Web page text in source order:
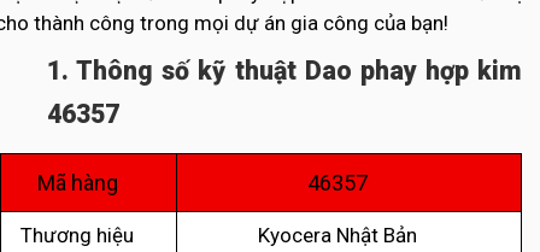
thành công trong mọi dự án gia công của bạn!
1. Thông số kỹ thuật Dao phay hợp kim
46357
Mã hàng 46357
Thương hiệu
Kyocera Nhật Bản